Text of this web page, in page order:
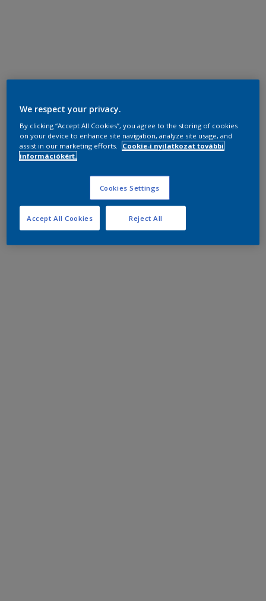
We respect your privacy.
By clicking “Accept All Cookies”, you agree to the storing of cookies
on your device to enhance site navigation, analyze site usage, and
assist in our marketing efforts.
Cookie-i nyilatkozat további
információkért.
Cookies Settings
Reject All
Accept All Cookies